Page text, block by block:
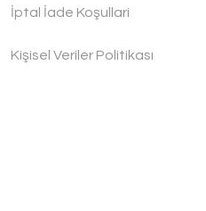
İptal İade Koşullari
Kişisel Veriler Politikası